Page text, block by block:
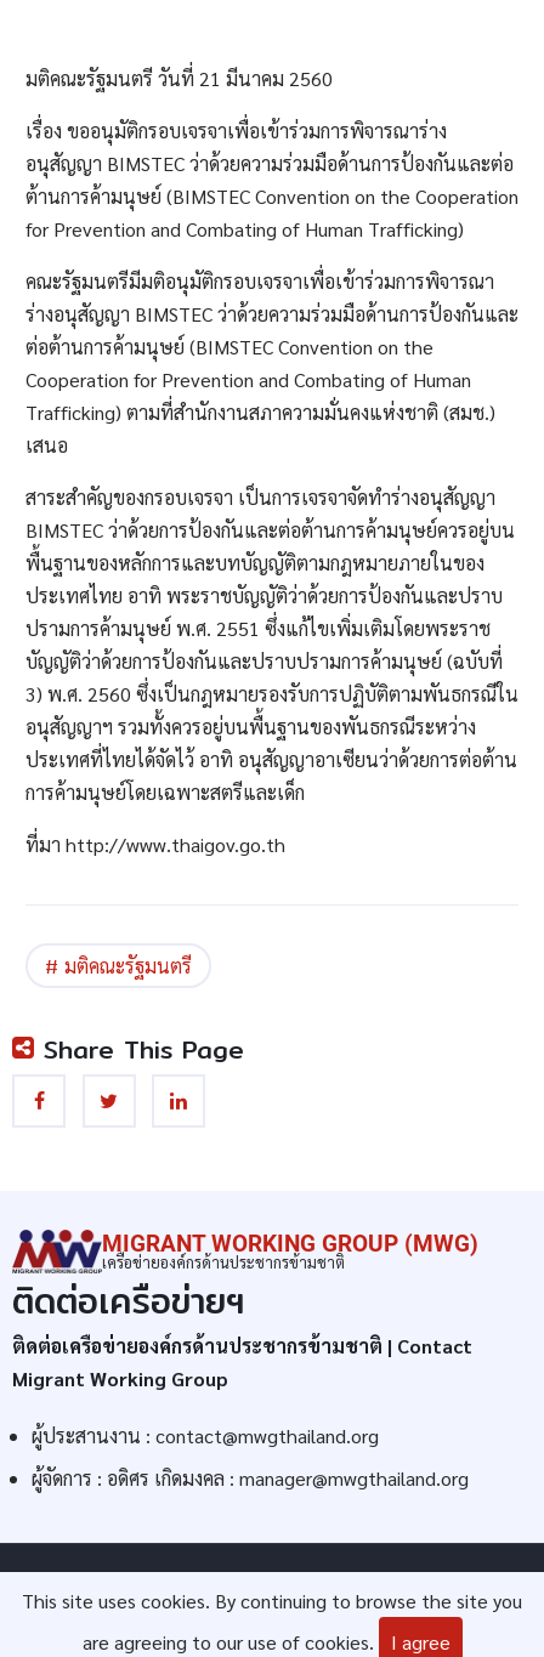
มติคณะรัฐมนตรี วันที่ 21 มีนาคม 2560
เรื่อง ขออนุมัติกรอบเจรจาเพื่อเข้าร่วมการพิจารณาร่าง
อนุสัญญา BIMSTEC ว่าด้วยความร่วมมือด้านการป้องกันและต่อ
ต้านการค้ามนุษย์ (BIMSTEC Convention on the Cooperation
for Prevention and Combating of Human Trafficking)
คณะรัฐมนตรีมีมติอนุมัติกรอบเจรจาเพื่อเข้าร่วมการพิจารณา
ร่างอนุสัญญา BIMSTEC ว่าด้วยความร่วมมือด้านการป้องกันและ
ต่อต้านการค้ามนุษย์ (BIMSTEC Convention on the
Cooperation for Prevention and Combating of Human
Trafficking) ตามที่สำนักงานสภาความมั่นคงแห่งชาติ (สมช.)
เสนอ
สาระสำคัญของกรอบเจรจา เป็นการเจรจาจัดทำร่างอนุสัญญา
BIMSTEC ว่าด้วยการป้องกันและต่อต้านการค้ามนุษย์ควรอยู่บน
พื้นฐานของหลักการและบทบัญญัติตามกฎหมายภายในของ
ประเทศไทย อาทิ พระราชบัญญัติว่าด้วยการป้องกันและปราบ
ปรามการค้ามนุษย์ พ.ศ. 2551 ซึ่งแก้ไขเพิ่มเติมโดยพระราช
บัญญัติว่าด้วยการป้องกันและปราบปรามการค้ามนุษย์ (ฉบับที่
3) พ.ศ. 2560 ซึ่งเป็นกฎหมายรองรับการปฏิบัติตามพันธกรณีใน
อนุสัญญาฯ รวมทั้งควรอยู่บนพื้นฐานของพันธกรณีระหว่าง
ประเทศที่ไทยได้จัดไว้ อาทิ อนุสัญญาอาเซียนว่าด้วยการต่อต้าน
การค้ามนุษย์โดยเฉพาะสตรีและเด็ก
ที่มา http://www.thaigov.go.th
มติคณะรัฐมนตรี
Share This Page
MIGRANT WORKING GROUP (MWG)
เครือข่ายองค์กรด้านประชากรข้ามชาติ
ติดต่อเครือข่ายฯ
ติดต่อเครือข่ายองค์กรด้านประชากรข้ามชาติ | Contact
Migrant Working Group
ผู้ประสานงาน : contact@mwgthailand.org
ผู้จัดการ : อดิศร เกิดมงคล : manager@mwgthailand.org
© 2026 Migrant Working Group (MWG), All rights reserved.
This site uses cookies. By continuing to browse the site you
are agreeing to our use of cookies.
I agree